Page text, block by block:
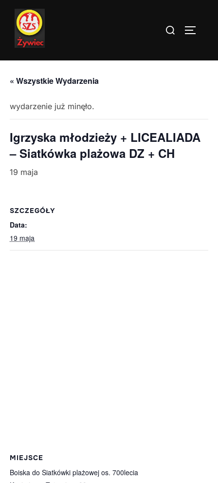
content
Search
« Wszystkie Wydarzenia
wydarzenie już minęło.
Igrzyska młodzieży + LICEALIADA
– Siatkówka plażowa DZ + CH
19 maja
SZCZEGÓŁY
Data:
19 maja
MIEJSCE
Boiska do Siatkówki plażowej os. 700lecia